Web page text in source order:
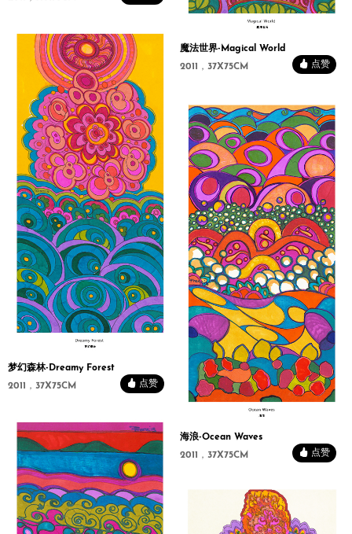
魔法世界-Magical World
2011，37X75CM
点赞
梦幻森林-Dreamy Forest
2011，37X75CM
点赞
海浪-Ocean Waves
2011，37X75CM
点赞